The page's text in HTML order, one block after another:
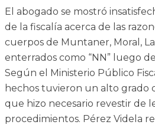
El abogado se mostró
de la fiscalía acerca de las
cuerpos de Muntaner, Moral,
enterrados como “NN” luego
Según el Ministerio Público
hechos tuvieron un alto grado
que hizo necesario revestir de
procedimientos. Pérez Videla